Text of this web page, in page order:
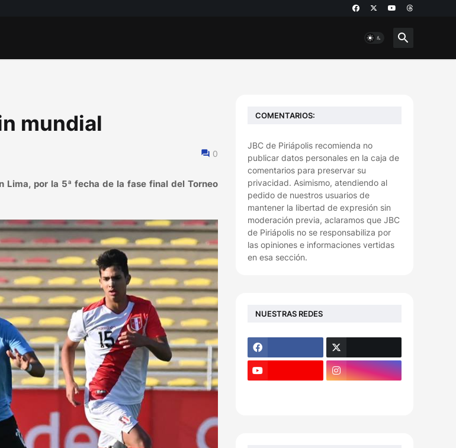
mundial
0
Lima, por la 5ª fecha de la fase final del Torneo
COMENTARIOS:
JBC de Piriápolis recomienda no
publicar datos personales en la caja de
comentarios para preservar su
privacidad. Asimismo, atendiendo al
pedido de nuestros usuarios de
mantener la libertad de expresión sin
moderación previa, aclaramos que JBC
de Piriápolis no se responsabiliza por
las opiniones e informaciones vertidas
en esa sección.
NUESTRAS REDES